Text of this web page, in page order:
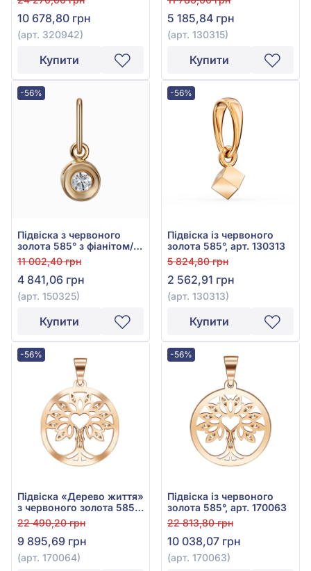
320942
10 678,80 грн
(арт. 320942)
Купити
5 185,84 грн
(арт. 130315)
Купити
-56%
Підвіска з червоного
золота 585° з фіанітом/
куб.цирконієм, арт.
150325
11 002,40 грн
4 841,06 грн
(арт. 150325)
Купити
-56%
Підвіска із червоного
золота 585°, арт. 130313
5 824,80 грн
2 562,91 грн
(арт. 130313)
Купити
-56%
Підвіска «Дерево життя»
з червоного золота 585°,
арт. 170064
22 490,20 грн
9 895,69 грн
(арт. 170064)
-56%
Підвіска із червоного
золота 585°, арт. 170063
22 813,80 грн
10 038,07 грн
(арт. 170063)